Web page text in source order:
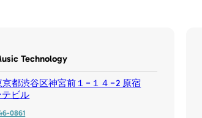
Technology
京都渋谷区神宮前１−１４−2 原宿
テビル
0861